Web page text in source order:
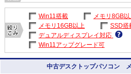
Win11搭載
メモリ8GB以
メモリ16GB以上
SSD搭
デュアルディスプレイ対応
Win11アップグレード可
中古デスクトップパソコン